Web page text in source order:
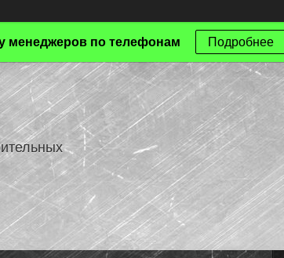
менеджеров по телефонам Подробнее